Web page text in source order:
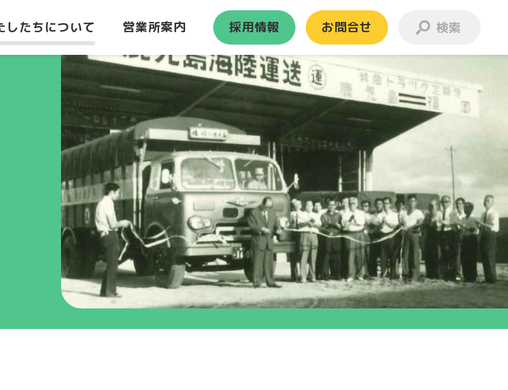
お引越し
離島・事業所等のお引越し
離島
JRコンテナ
ビル・事務所
一般家庭のお引越し
らくらくタイプ
標準タイプ
格安タイプ
引越しの流れ
したちについて
沿革 よくある質問
営業所案内
海陸トランスポート
センター
新港営業所
志布志国際コンテナ
ターミナル事務所
採用情報 お問合せ